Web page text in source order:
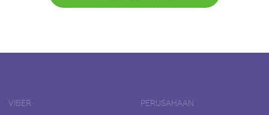
VIBER PERUSAHAAN